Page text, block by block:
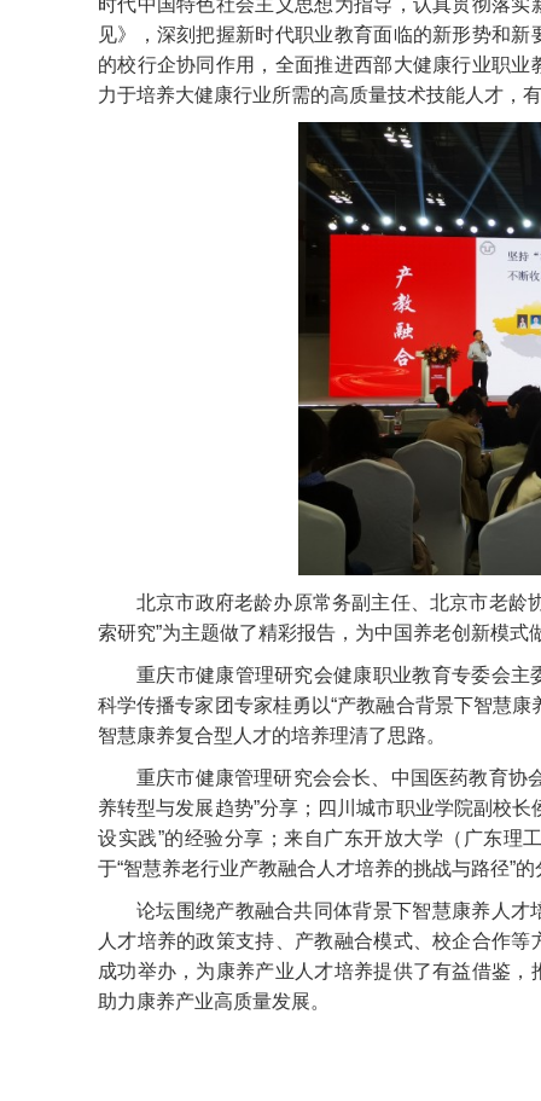
时代中国特色社会主义思想为指导，认真贯彻落
见》，深刻把握新时代职业教育面临的新形势和
的校行企协同作用，全面推进西部大健康行业职
力于培养大健康行业所需的高质量技术技能人才，
北京市政府老龄办原常务副主任、北京市老龄
索研究”为主题做了精彩报告，为中国养老创新模
重庆市健康管理研究会健康职业教育专委会
科学传播专家团专家桂勇以“产教融合背景下智慧
智慧康养复合型人才的培养理清了思路。
重庆市健康管理研究会会长、中国医药教育协
养转型与发展趋势”分享；四川城市职业学院副校
设实践”的经验分享；来自广东开放大学（广东理
于“智慧养老行业产教融合人才培养的挑战与路径”的
论坛围绕产教融合共同体背景下智慧康养人
人才培养的政策支持、产教融合模式、校企合作
成功举办，为康养产业人才培养提供了有益借鉴
助力康养产业高质量发展。